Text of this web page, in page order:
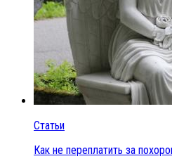
Статьи
Как не переплатить за